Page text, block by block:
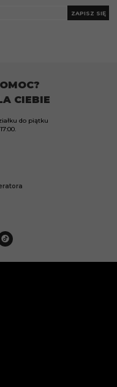
ZAPISZ SIĘ
CIEBIE
do piątku